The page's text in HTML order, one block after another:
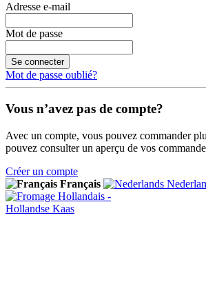
Adresse e-mail
Mot de passe
Se connecter
Mot de passe oublié?
Vous n’avez pas de compte?
Avec un compte, vous pouvez commander
pouvez consulter un aperçu de vos
Créer un compte
Français